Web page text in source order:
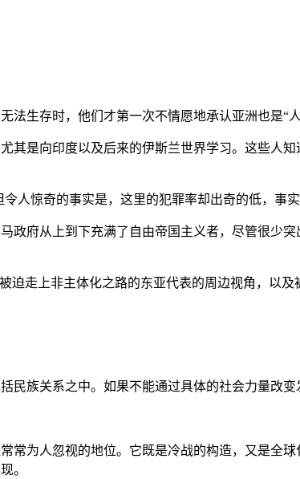
生存时，他们才第一次不情愿地承认亚洲也是“人
其是向印度以及后来的伊斯兰世界学习。这些人
人惊奇的事实是，这里的犯罪率却出奇的低，事
政府从上到下充满了自由帝国主义者，尽管很少
迫走上非主体化之路的东亚代表的周边视角，以
民族关系之中。如果不能通过具体的社会力量改
常为人忽视的地位。它既是冷战的构造，又是全
。